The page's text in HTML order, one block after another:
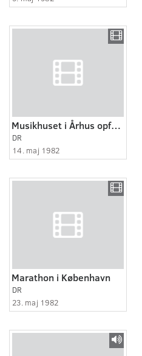
Musikhuset i Århus opføres
DR
14. maj 1982
Marathon i København
DR
23. maj 1982